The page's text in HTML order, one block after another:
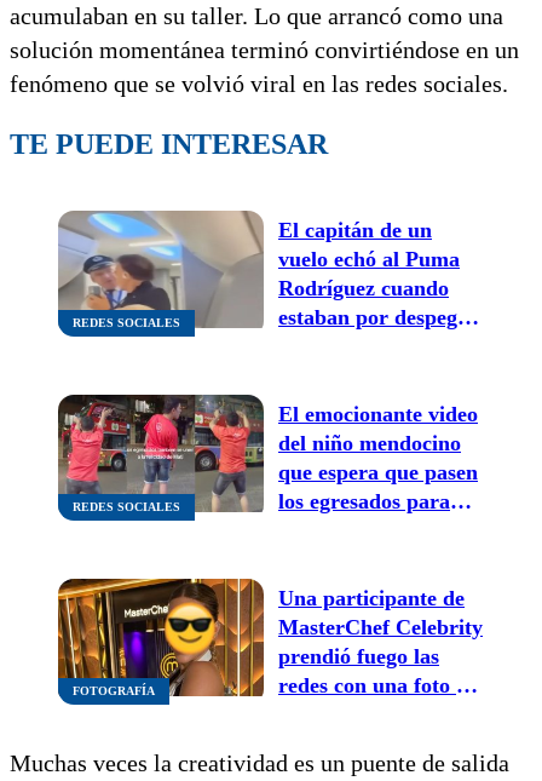
acumulaban en su taller. Lo que arrancó como una
solución momentánea terminó convirtiéndose en un
fenómeno que se volvió viral en las redes sociales.
TE PUEDE INTERESAR
REDES SOCIALES
El capitán de un
vuelo echó al Puma
Rodríguez cuando
estaban por despegar
REDES SOCIALES
El emocionante video
del niño mendocino
que espera que pasen
los egresados para
FOTOGRAFÍA
Una participante de
MasterChef Celebrity
prendió fuego las
redes con una foto en
Muchas veces la creatividad es un puente de salida